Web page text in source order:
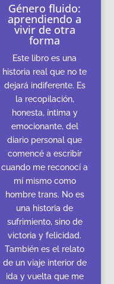
Género fluido:
aprendiendo a
vivir de otra
forma
Este libro es una
historia real que no te
dejará indiferente. Es
la recopilación,
honesta, íntima y
emocionante, del
diario personal que
comencé a escribir
cuando me reconocí a
mí mismo como
hombre trans. No es
una historia de
sufrimiento, sino de
victoria y felicidad.
También es el relato
de un viaje interior de
ida y vuelta que me